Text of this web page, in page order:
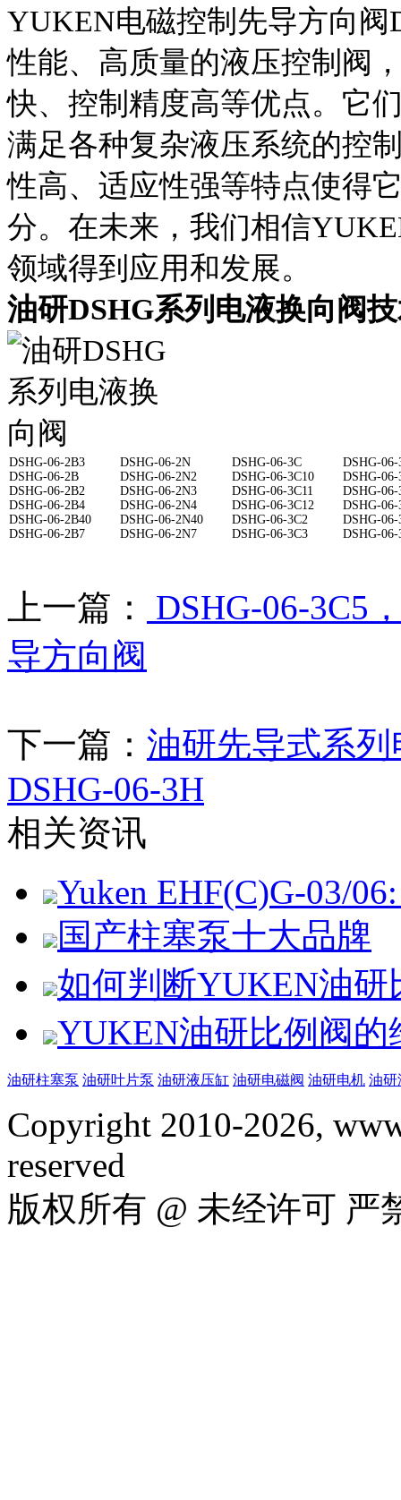
YUKEN电磁控制先导方向阀
性能、高质量的液压控制阀
快、控制精度高等优点。它
满足各种复杂液压系统的控
性高、适应性强等特点使得
分。在未来，我们相信
领域得到应用和发展。
油研DSHG系列电液换向阀
DSHG-06-2B3
DSHG-06-2B
DSHG-06-2B2
DSHG-06-2B4
DSHG-06-2B40
DSHG-06-2B7
DSHG-06-2N
DSHG-06-2N2
DSHG-06-2N3
DSHG-06-2N4
DSHG-06-2N40
DSHG-06-2N7
DSHG-06-3C
DSHG-06-3C10
DSHG-06-3C11
DSHG-06-3C12
DSHG-06-3C2
DSHG-06-3C3
DSHG-06-
DSHG-06-
DSHG-06-
DSHG-06-
DSHG-06-
DSHG-06-
上一篇：
DSHG-06-3C5
导方向阀
下一篇： 油研先导式系列
DSHG-06-3H
相关资讯
Yuken EHF(C)G-03/
国产柱塞泵十大品牌
如何判断YUKEN油
YUKEN油研比例阀的
油研柱塞泵 油研叶片泵 油研液压缸 油研电磁阀 油研电机 油研
Copyright 2010-2026,
reserved
版权所有 @ 未经许可 严